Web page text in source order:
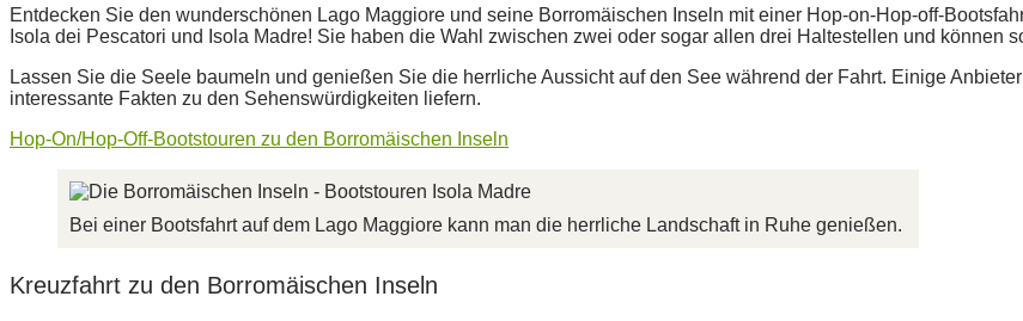
Entdecken Sie den wunderschönen Lago Maggiore und seine Borromäischen Inseln mit einer Hop-on-Hop-off-
Isola dei Pescatori und Isola Madre! Sie haben die Wahl zwischen zwei oder sogar allen drei Haltestellen und können
Lassen Sie die Seele baumeln und genießen Sie die herrliche Aussicht auf den See während der Fahrt. Einige
interessante Fakten zu den Sehenswürdigkeiten liefern.
Hop-On/Hop-Off-Bootstouren zu den Borromäischen Inseln
Bei einer Bootsfahrt auf dem Lago Maggiore kann man die herrliche Landschaft in Ruhe genießen.
Kreuzfahrt zu den Borromäischen Inseln